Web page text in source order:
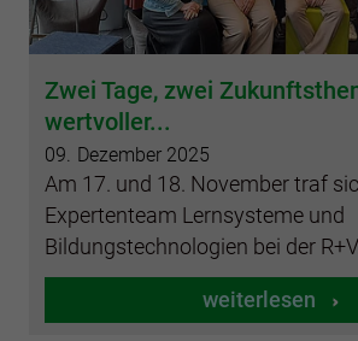
Zwei Tage, zwei
wertvoller...
09. Dezember 2025
Am 17. und 18. November traf
Expertenteam Lernsysteme und
Bildungstechnologien bei der
weiterlesen